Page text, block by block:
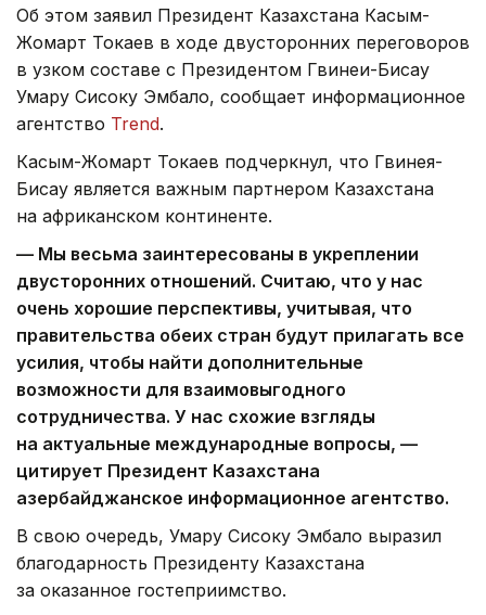
Об этом заявил Президент Казахстана Касым-
Жомарт Токаев в ходе двусторонних переговоров
в узком составе с Президентом Гвинеи-Бисау
Умару Сисоку Эмбало, сообщает информационное
агентство Trend.
Касым-Жомарт Токаев подчеркнул, что Гвинея-
Бисау является важным партнером Казахстана
на африканском континенте.
— Мы весьма заинтересованы в укреплении
двусторонних отношений. Считаю, что у нас
очень хорошие перспективы, учитывая, что
правительства обеих стран будут прилагать все
усилия, чтобы найти дополнительные
возможности для взаимовыгодного
сотрудничества. У нас схожие взгляды
на актуальные международные вопросы, —
цитирует Президент Казахстана
азербайджанское информационное агентство.
В свою очередь, Умару Сисоку Эмбало выразил
благодарность Президенту Казахстана
за оказанное гостеприимство.